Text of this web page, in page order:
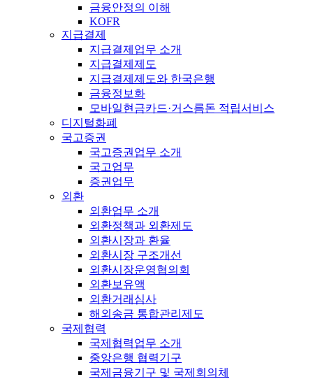
금융안정의 이해
KOFR
지급결제
지급결제업무 소개
지급결제제도
지급결제제도와 한국은행
금융정보화
모바일현금카드·거스름돈 적립서비스
디지털화폐
국고증권
국고증권업무 소개
국고업무
증권업무
외환
외환업무 소개
외환정책과 외환제도
외환시장과 환율
외환시장 구조개선
외환시장운영협의회
외환보유액
외환거래심사
해외송금 통합관리제도
국제협력
국제협력업무 소개
중앙은행 협력기구
국제금융기구 및 국제회의체